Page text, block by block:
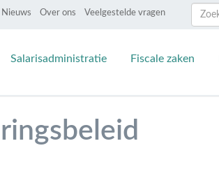
Nieuws Over ons Veelgestelde vragen Zoeken
Zoeken
naar:
Salarisadministratie Fiscale zaken